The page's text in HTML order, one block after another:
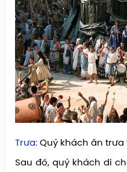
Trưa: Quý khách ăn
Sau đó, quý khách di